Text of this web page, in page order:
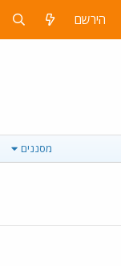
הירשם
מסננים